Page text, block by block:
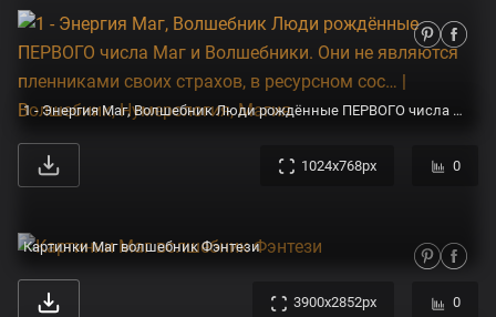
1 - Энергия Маг, Волшебник Люди рождённые ПЕРВОГО числа Маг и Волшебники. Они не являются пленниками своих страхов, в ресурсном сос… | Волшебник, Нумерология, Магия
1024x768px 0
Картинки Маг волшебник Фэнтези
3900x2852px 0